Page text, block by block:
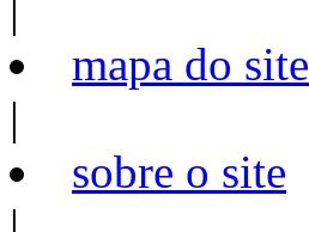
mapa do site
|
sobre o site